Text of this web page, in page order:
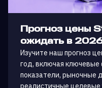
Прогноз цены
ожидать в
Изучите наш прогноз
год, включая
показатели, рыночные
реалистичные целевые